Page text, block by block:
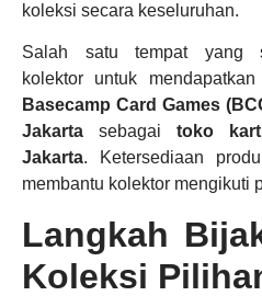
koleksi secara keseluruhan.
Salah satu tempat yang
kolektor untuk
Basecamp Card Games
Jakarta sebagai toko
Jakarta. Ketersediaan
membantu kolektor mengikuti
Langkah
Koleksi